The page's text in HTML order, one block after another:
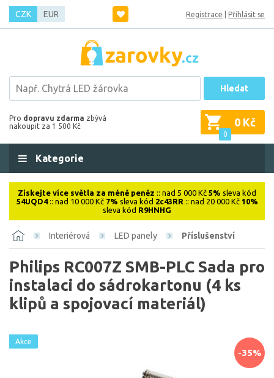
CZK EUR Registrace Přihlásit se
Hledat
Pro dopravu zdarma zbývá
nakoupit za 1 500 Kč
0
0 Kč
Kategorie
Získejte více světla za méně peněz :: nad 5 000 Kč 5% sleva kód
54UQD4:: nad 10 000 Kč 7% sleva kód 2c43RR :: nad 20 000 Kč 10%
sleva kód R9HNHG
Interiérová LED panely Příslušenství
Philips RC007Z SMB-PLC Sada pro
instalaci do sádrokartonu (4 ks
klipů a spojovací materiál)
-35%
Akce